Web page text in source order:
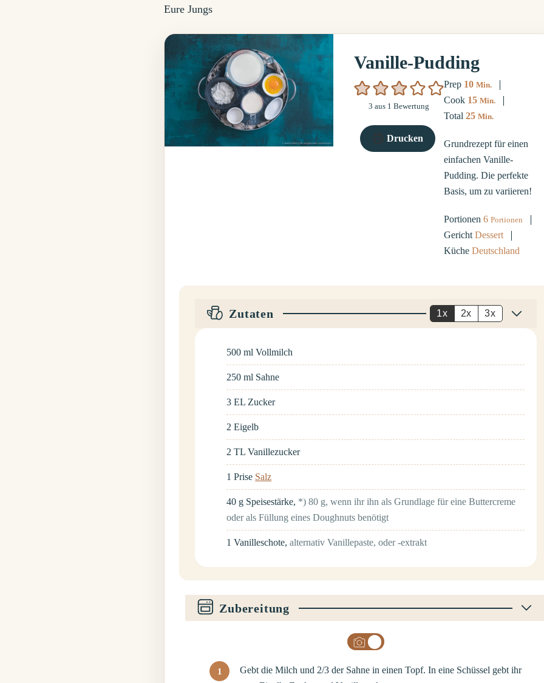
Eure Jungs
Vanille-Pudding
3 aus 1 Bewertung
Drucken
Prep 10Minuten
Min.
Cook 15Minuten
Min.
Total25Minuten
Min.
Grundrezept für einen
einfachen Vanille-
Pudding. Die perfekte
Basis, um zu variieren!
Portionen6 Portionen
GerichtDessert
KücheDeutschland
Zutaten 1x 2x 3x
500 ml Vollmilch
250 ml Sahne
3EL Zucker
2 Eigelb
2 TL Vanillezucker
1 Prise Salz
40 g Speisestärke, *) 80 g, wenn ihr ihn als Grundlage für eine Buttercreme
oder als Füllung eines Doughnuts benötigt
1 Vanilleschote,alternativ Vanillepaste, oder -extrakt
Zubereitung
Gebt die Milch und 2/3 der Sahne in einen Topf. In eine Schüssel gebt ihr